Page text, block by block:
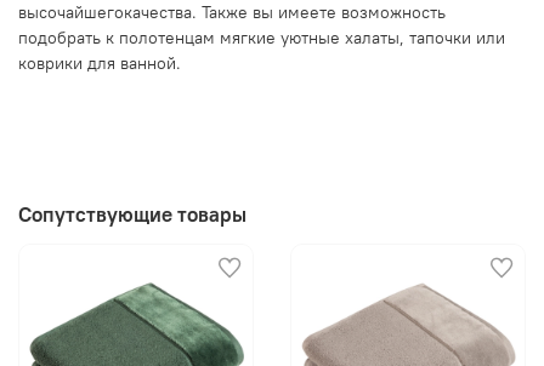
высочайшегокачества. Также вы имеете возможность
подобрать к полотенцам мягкие уютные халаты, тапочки или
коврики для ванной.
Сопутствующие товары